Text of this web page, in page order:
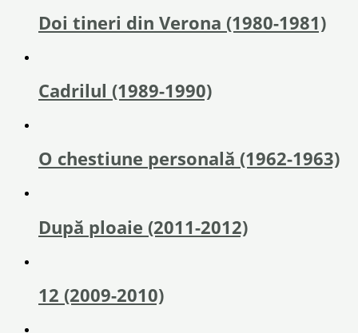
Doi tineri din Verona (1980-1981)
Cadrilul (1989-1990)
O chestiune personală (1962-1963)
După ploaie (2011-2012)
12 (2009-2010)